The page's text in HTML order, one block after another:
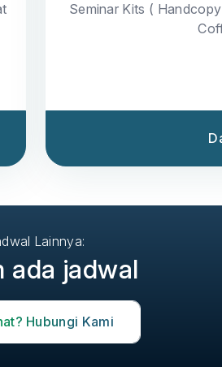
Seminar Kits (
Lainnya:
ada jadwal
Hubungi Kami